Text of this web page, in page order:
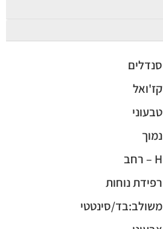
סנדלים
קז'ואל
טבעוני
נמוך
H – רחב
רפידת נוחות
משולב:בד/סינטטי